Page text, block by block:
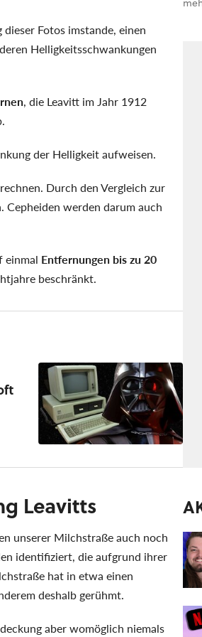
Fotos imstande, einen
Helligkeitsschwankungen
, die Leavitt im Jahr 1912
der Helligkeit aufweisen.
Durch den Vergleich zur
werden darum auch
einmal Entfernungen bis zu 20
beschränkt.
Leavitts
unserer Milchstraße auch noch
identifiziert, die aufgrund ihrer
hat in etwa einen
deshalb gerühmt.
aber womöglich niemals